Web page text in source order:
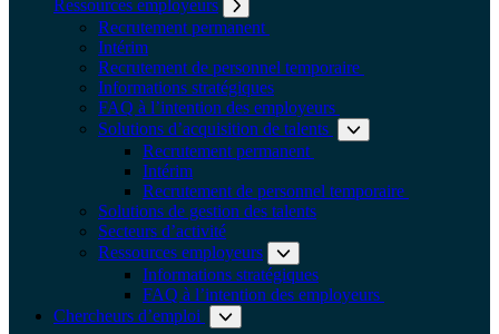
Ressources employeurs
Recrutement permanent
Intérim
Recrutement de personnel temporaire
Informations stratégiques
FAQ à l’intention des employeurs
Solutions d’acquisition de talents
Recrutement permanent
Intérim
Recrutement de personnel temporaire
Solutions de gestion des talents
Secteurs d’activité
Ressources employeurs
Informations stratégiques
FAQ à l’intention des employeurs
Chercheurs d’emploi